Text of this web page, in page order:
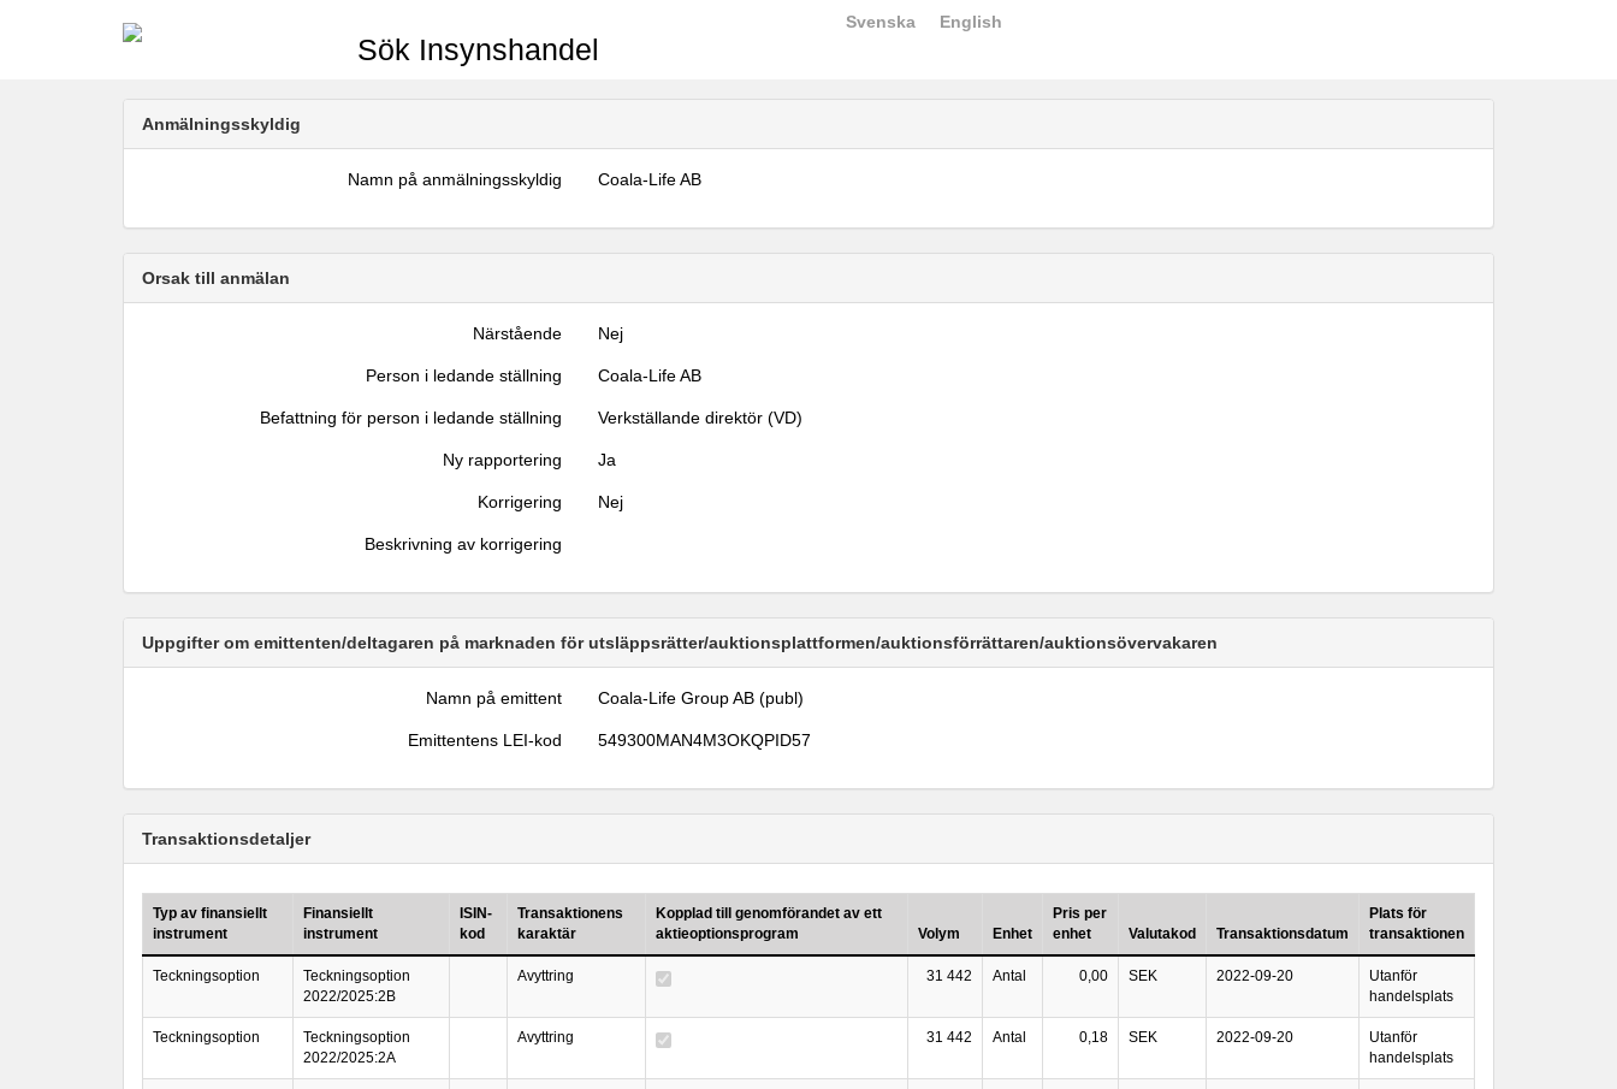
Sök Insynshandel
Svenska English
Anmälningsskyldig
Namn på anmälningsskyldig Coala-Life AB
Orsak till anmälan
Närstående Nej
Person i ledande ställning Coala-Life AB
Befattning för person i ledande ställning Verkställande direktör (VD)
Ny rapportering Ja
Korrigering Nej
Beskrivning av korrigering
Uppgifter om emittenten/deltagaren på marknaden för utsläppsrätter/auktionsplattformen/auktionsförrättaren/auktionsövervakaren
Namn på emittent Coala-Life Group AB (publ)
Emittentens LEI-kod 549300MAN4M3OKQPID57
Transaktionsdetaljer
Typ av finansiellt
instrument
Finansiellt
instrument
ISIN-
kod
Transaktionens
karaktär
Kopplad till genomförandet av ett
aktieoptionsprogram
Volym Enhet
Pris per
enhet
Valutakod Transaktionsdatum
Plats för
transaktionen
Teckningsoption
Teckningsoption
2022/2025:2B
Avyttring 31 442 Antal 0,00 SEK 2022-09-20
Utanför
handelsplats
Teckningsoption
Teckningsoption
2022/2025:2A
Avyttring 31 442 Antal 0,18 SEK 2022-09-20
Utanför
handelsplats